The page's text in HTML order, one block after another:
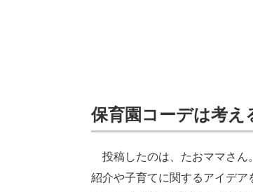
保育園コーデは考え
投稿したのは、たおママさん
紹介や子育てに関するアイデ